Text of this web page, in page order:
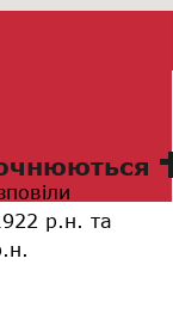
р.н. та